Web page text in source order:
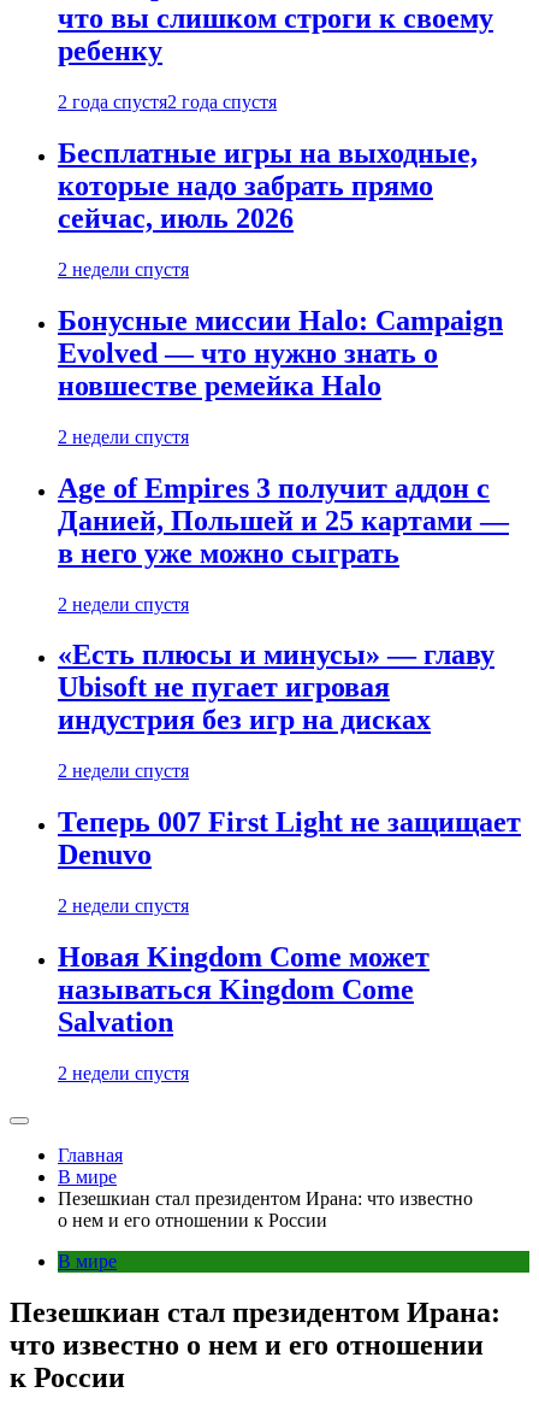
что вы слишком строги к своему
ребенку
2 года спустя2 года спустя
Бесплатные игры на выходные,
которые надо забрать прямо
сейчас, июль 2026
2 недели спустя
Бонусные миссии Halo: Campaign
Evolved — что нужно знать о
новшестве ремейка Halo
2 недели спустя
Age of Empires 3 получит аддон с
Данией, Польшей и 25 картами —
в него уже можно сыграть
2 недели спустя
«Есть плюсы и минусы» — главу
Ubisoft не пугает игровая
индустрия без игр на дисках
2 недели спустя
Теперь 007 First Light не защищает
Denuvo
2 недели спустя
Новая Kingdom Come может
называться Kingdom Come
Salvation
2 недели спустя
Главная
В мире
Пезешкиан стал президентом Ирана: что известно
о нем и его отношении к России
В мире
Пезешкиан стал президентом Ирана:
что известно о нем и его отношении
к России